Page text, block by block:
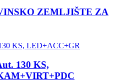
ZEMLJIŠTE ZA
130 KS,